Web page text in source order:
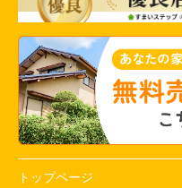
トップページ